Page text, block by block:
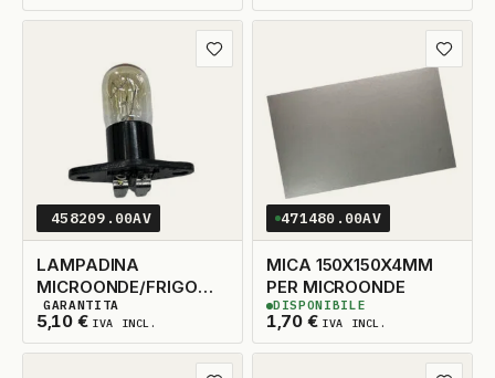
Aggiungi ai preferiti
458209.00AV
LAMPADINA
MICROONDE/FRIGO
20W FASTON RICURVI
5,10 € IVA INCL.
5DISPONIBILI
GARANTITA
471480.00AV
MICA 150X150X4MM
PER MICROONDE
1,70 € IVA INCL.
5DISPONIBILI
DISPONIBILE